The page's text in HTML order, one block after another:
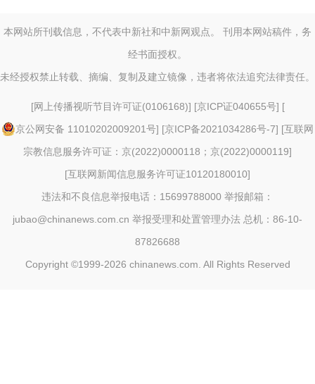
本网站所刊载信息，不代表中新社和中新网观点。 刊用本网站稿件，务
经书面授权。
未经授权禁止转载、摘编、复制及建立镜像，违者将依法追究法律责任。
[网上传播视听节目许可证(0106168)] [京ICP证040655号] [
京公网安备 11010202009201号] [京ICP备2021034286号-7] [互联网
宗教信息服务许可证：京(2022)0000118；京(2022)0000119]
[互联网新闻信息服务许可证10120180010]
违法和不良信息举报电话：15699788000 举报邮箱：
jubao@chinanews.com.cn 举报受理和处置管理办法 总机：86-10-
87826688
Copyright ©1999-2026 chinanews.com. All Rights Reserved